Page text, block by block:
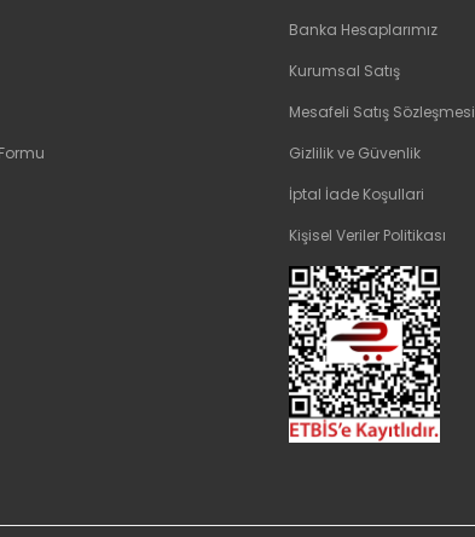
Banka Hesaplarımız
Kurumsal Satış
Mesafeli Satış Sözleşmesi
Gizlilik ve Güvenlik
İptal İade Koşullari
Kişisel Veriler Politikası